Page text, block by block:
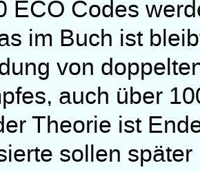
ECO Codes
im Buch ist
von
auch über
Theorie ist
sollen